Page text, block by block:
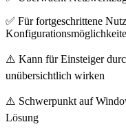
✅ Für fortgeschrittene
⚠️ Kann für Einsteiger
unübersichtlich wirken
⚠️ Schwerpunkt auf
Lösung